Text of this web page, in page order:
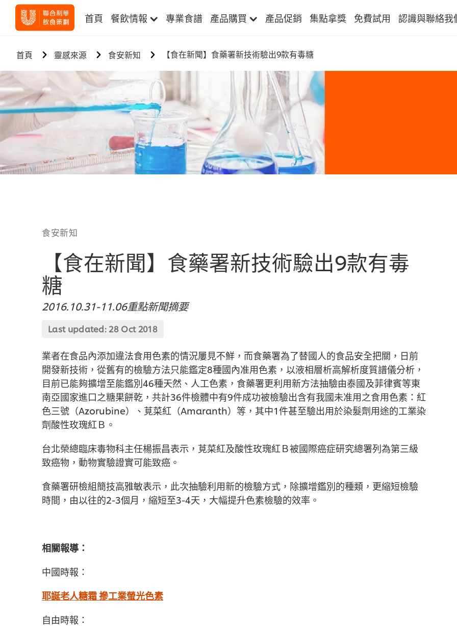
首頁 餐飲情報 專業食譜 產品購買 產品促銷 集點拿獎 免費試用 認識與聯絡我
首頁 靈感來源 食安新知 【食在新聞】食藥署新技術驗出9款有毒糖
食安新知
【食在新聞】食藥署新技術驗出9款有毒
糖
2016.10.31-11.06重點新聞摘要
Last updated: 28 Oct 2018
業者在食品內添加違法食用色素的情況屢見不鮮，而食藥署為了替國人的食品安全把關，日前
開發新技術，從舊有的檢驗方法只能鑑定8種國內准用色素，以液相層析高解析度質譜儀分析，
目前已能夠擴增至能鑑別46種天然、人工色素，食藥署更利用新方法抽驗由泰國及菲律賓等東
南亞國家進口之糖果餅乾，共計36件檢體中有9件成功被檢驗出含有我國未准用之食用色素：紅
色三號（Azorubine）、莧菜紅（Amaranth）等，其中1件甚至驗出用於染髮劑用途的工業染
劑酸性玫瑰紅Ｂ。
台北榮總臨床毒物科主任楊振昌表示，莧菜紅及酸性玫瑰紅Ｂ被國際癌症研究總署列為第三級
致癌物，動物實驗證實可能致癌。
食藥署研檢組簡技高雅敏表示，此次抽驗利用新的檢驗方式，除擴增鑑別的種類，更縮短檢驗
時間，由以往的2-3個月，縮短至3-4天，大幅提升色素檢驗的效率。
相關報導：
中國時報：
耶誕老人糖霜 摻工業螢光色素
自由時報：